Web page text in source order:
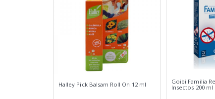
Halley Pick Balsam Roll On 12 ml
Goibi Familia
Insectos 200 ml